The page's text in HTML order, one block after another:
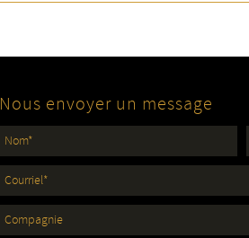
Nous envoyer un message